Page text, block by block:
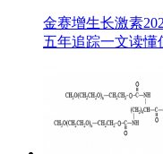
金赛增生长激素
五年追踪一文读懂